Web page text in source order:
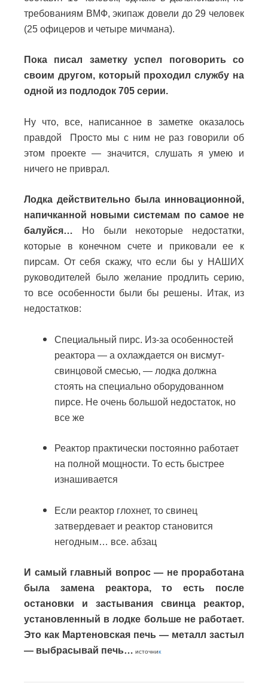
требованиям ВМФ, экипаж довели до 29 человек
(25 офицеров и четыре мичмана).
Пока писал заметку успел поговорить со
своим другом, который проходил службу на
одной из подлодок 705 серии.
Ну что, все, написанное в заметке оказалось
правдой Просто мы с ним не раз говорили об
этом проекте — значится, слушать я умею и
ничего не приврал.
Лодка действительно была инновационной,
напичканной новыми системам по самое не
балуйся…
Но были некоторые недостатки,
которые в конечном счете и приковали ее к
пирсам. От себя скажу, что если бы у НАШИХ
руководителей было желание продлить серию,
то все особенности были бы решены. Итак, из
недостатков:
Специальный пирс. Из-за особенностей
реактора — а охлаждается он висмут-
свинцовой смесью, — лодка должна
стоять на специально оборудованном
пирсе. Не очень большой недостаток, но
все же
Реактор практически постоянно работает
на полной мощности. То есть быстрее
изнашивается
Если реактор глохнет, то свинец
затвердевает и реактор становится
негодным… все. абзац
И самый главный вопрос — не проработана
была замена реактора, то есть после
остановки и застывания свинца реактор,
установленный в лодке больше не работает.
Это как Мартеновская печь — металл застыл
— выбрасывай печь… источник